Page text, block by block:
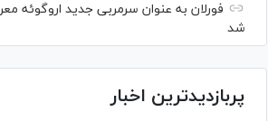
فورلان به عنوان سرمربی جدید اروگوئه
شد
پربازدیدترین اخبار